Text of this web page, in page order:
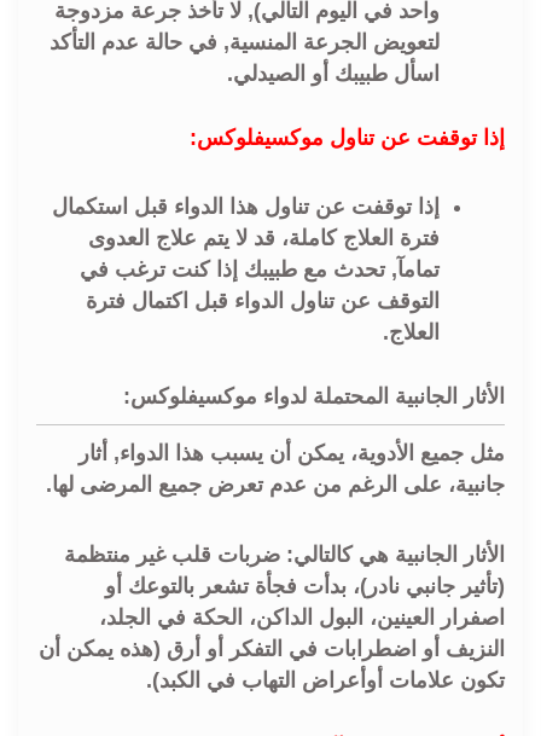
واحد في اليوم التالي), لا تأخذ جرعة مزدوجة
لتعويض الجرعة المنسية, في حالة عدم التأكد
اسأل طبيبك أو الصيدلي.
إذا توقفت عن تناول موكسيفلوكس:
إذا توقفت عن تناول هذا الدواء قبل استكمال
فترة العلاج كاملة، قد لا يتم علاج العدوى
تمامآ, تحدث مع طبيبك إذا كنت ترغب في
التوقف عن تناول الدواء قبل اكتمال فترة
العلاج.
الأثار الجانبية المحتملة لدواء موكسيفلوكس:
مثل جميع الأدوية، يمكن أن يسبب هذا الدواء, أثار
جانبية، على الرغم من عدم تعرض جميع المرضى لها.
الأثار الجانبية هي كالتالي: ضربات قلب غير منتظمة
(تأثير جانبي نادر)، بدأت فجأة تشعر بالتوعك أو
اصفرار العينين، البول الداكن، الحكة في الجلد،
النزيف أو اضطرابات في التفكر أو أرق (هذه يمكن أن
تكون علامات أوأعراض التهاب في الكبد).